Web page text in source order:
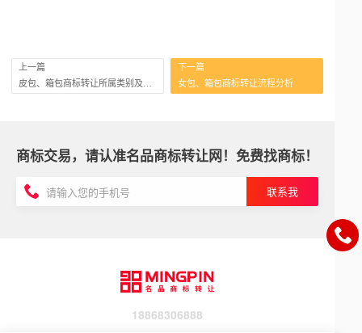
上一篇
下一篇
女包、箱包商标转让流程分析
商标交易，请认准名品商标转让网！免费找商标！
联系我
18868306888